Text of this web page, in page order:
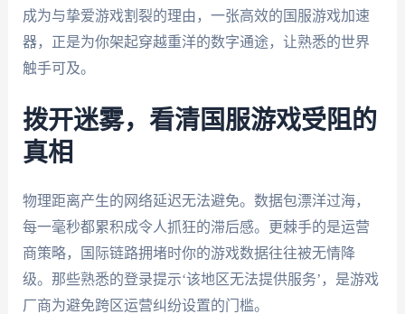
成为与挚爱游戏割裂的理由，一张高效的国服游戏加速
器，正是为你架起穿越重洋的数字通途，让熟悉的世界
触手可及。
拨开迷雾，看清国服游戏受阻的
真相
物理距离产生的网络延迟无法避免。数据包漂洋过海，
每一毫秒都累积成令人抓狂的滞后感。更棘手的是运营
商策略，国际链路拥堵时你的游戏数据往往被无情降
级。那些熟悉的登录提示‘该地区无法提供服务’，是游戏
厂商为避免跨区运营纠纷设置的门槛。